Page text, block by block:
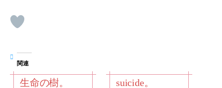
関連
生命の樹。 suicide。